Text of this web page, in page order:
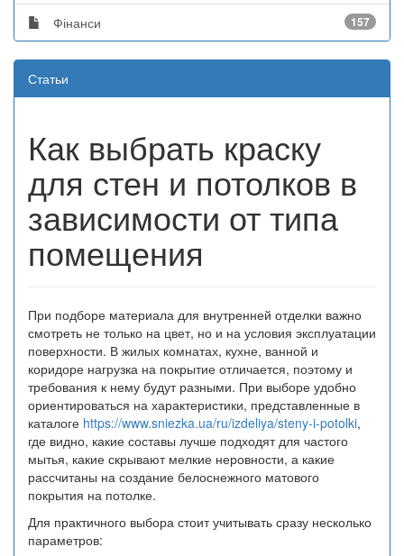
Фінанси 157
Статьи
Как выбрать краску
для стен и потолков в
зависимости от типа
помещения
При подборе материала для внутренней отделки важно
смотреть не только на цвет, но и на условия эксплуатации
поверхности. В жилых комнатах, кухне, ванной и
коридоре нагрузка на покрытие отличается, поэтому и
требования к нему будут разными. При выборе удобно
ориентироваться на характеристики, представленные в
каталоге https://www.sniezka.ua/ru/izdeliya/steny-i-potolki,
где видно, какие составы лучше подходят для частого
мытья, какие скрывают мелкие неровности, а какие
рассчитаны на создание белоснежного матового
покрытия на потолке.
Для практичного выбора стоит учитывать сразу несколько
параметров: